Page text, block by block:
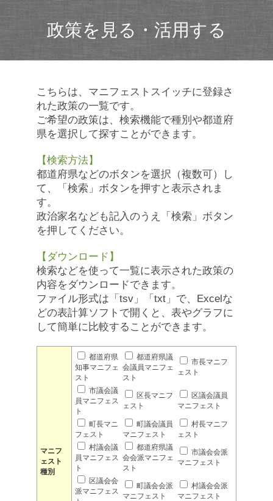
政策を見る・活用する
こちらは、マニフェストスイッチに登録さ
れた政策の一覧です。
ご希望の政策は、検索機能で種別や都道府
県を選択して探すことができます。
【検索方法】
都道府県などのボタンを選択（複数可）し
て、「検索」ボタンを押すと表示されま
す。
政治家名なども記入のうえ「検索」ボタン
を押してください。
【ダウンロード】
検索などを使って一覧に表示された政策の
内容をダウンロードできます。
ファイル形式は「tsv」「txt」で、Excelな
どの表計算ソフトで開くと、表やグラフに
して簡単に比較することができます。
マニフ
ェスト
種別
都道府県
知事マニフェ
スト
都道府県議
会議員マニフェ
スト
市長マニフ
ェスト
市議会議
員マニフェス
ト
区長マニフ
ェスト
区議会議員
マニフェスト
町長マニ
フェスト
町議会議員
マニフェスト
村長マニフ
ェスト
村議会議
員マニフェス
ト
都道府県議
会会派マニフェ
スト
市議会会派
マニフェスト
区議会会
派マニフェス
町議会会派
マニフェスト
村議会会派
マニフェスト